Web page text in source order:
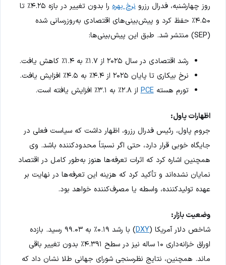
روز چهارشنبه، فدرال رزرو نرخ بهره
را بدون تغییر در بازه ۴.۲۵٪ تا
۴.۵۰٪ حفظ کرد و پیش‌بینی‌های اقتصادی به‌روزرسانی شده
(SEP) منتشر شد. طبق این پیش‌بینی‌ها:
رشد اقتصادی در سال ۲۰۲۵ از ۱.۷٪ به ۱.۴٪ کاهش یافت.
نرخ بیکاری تا پایان ۲۰۲۵ از ۴.۴٪ به ۴.۵٪ افزایش یافت.
تورم هستهPCEاز ۲.۸٪ به ۳.۱٪ افزایش یافته است.
اظهارات پاول:
جروم پاول، رئیس فدرال رزرو، اظهار داشت که سیاست فعلی در
جایگاه خوبی قرار دارد، حتی اگر نسبتاً محدودکننده باشد. وی
همچنین اشاره کرد که اثرات تعرفه‌ها هنوز به‌طور کامل در اقتصاد
نمایان نشده‌اند و تأکید کرد که هزینه این تعرفه‌ها در نهایت بر
عهده تولیدکننده، واسطه یا مصرف‌کننده خواهد بود.
وضعیت بازار:
شاخص دلار آمریکا (DXY
) با رشد ۰.۱۹٪ به ۹۹.۰۳ رسید. بازده
اوراق خزانه‌داری ۱۰ ساله نیز در سطح ۴.۳۹۱٪ بدون تغییر باقی
ماند. همچنین، نتایج نظرسنجی شورای جهانی طلا نشان داد که